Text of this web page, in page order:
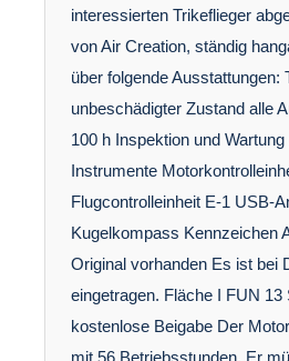
interessierten Trikeflieger
von Air Creation, ständig
über folgende Ausstattungen:
unbeschädigter Zustand alle
100 h Inspektion und
Instrumente
Flugcontrolleinheit E-1 USB-
Kugelkompass Kennzeichen
Original vorhanden Es ist bei
eingetragen. Fläche I FUN
kostenlose Beigabe Der